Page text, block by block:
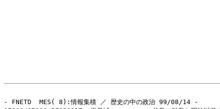
- FNETD  MES( 8):情報集積 ／ 歴史の中の政治 99/08/14 -